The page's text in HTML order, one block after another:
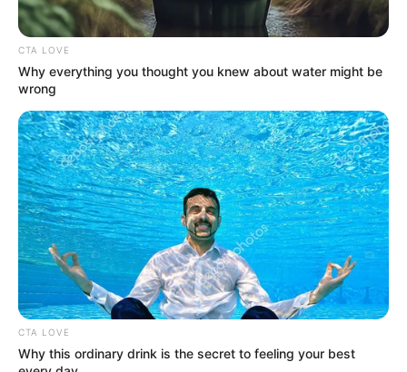
2. Kalau lagi manggung, auranya auto terpancar
CTA LOVE
Why everything you thought you knew about water might be
wrong
CTA LOVE
Why this ordinary drink is the secret to feeling your best